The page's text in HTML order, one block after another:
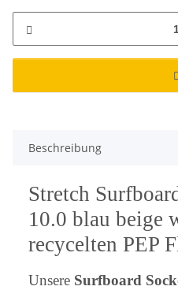
Beschreibung
Stretch
10.0 blau beige
recycelten PEP
⁠Unsere Surfboard